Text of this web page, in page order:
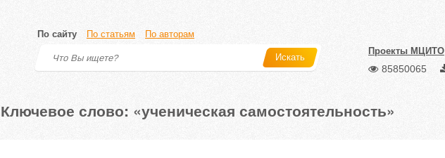
По сайту По статьям По авторам
Искать
Проекты МЦИТО
85850065
Ключевое слово: «ученическая самостоятельность»